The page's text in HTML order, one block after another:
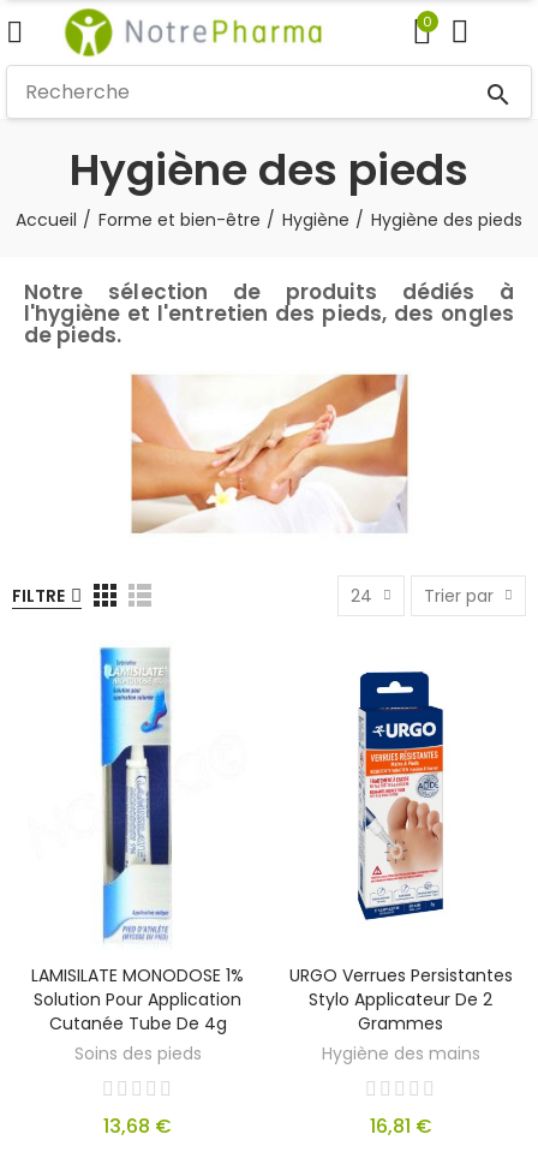
0
search
Hygiène des pieds
Accueil Forme et bien-être Hygiène Hygiène des pieds
Notre sélection de produits dédiés à
l'hygiène et l'entretien des pieds, des ongles
de pieds.
FILTRE 24 Trier par
LAMISILATE MONODOSE 1%
Solution Pour Application
Cutanée Tube De 4g
Soins des pieds
13,68 €
URGO Verrues Persistantes
Stylo Applicateur De 2
Grammes
Hygiène des mains
16,81 €